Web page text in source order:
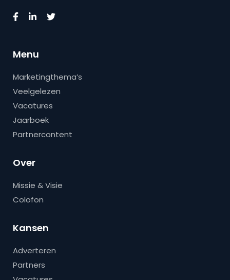
Menu
Marketingthema’s
Veelgelezen
Vacatures
Jaarboek
Partnercontent
Over
Missie & Visie
Colofon
Kansen
Adverteren
Partners